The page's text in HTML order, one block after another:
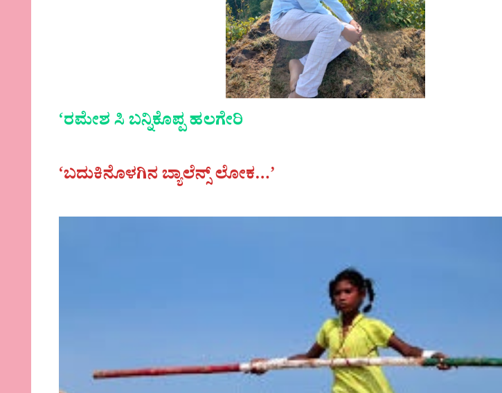
‘ರಮೇಶ ಸಿ ಬನ್ನಿಕೊಪ್ಪ ಹಲಗೇರಿ
‘ಬದುಕಿನೊಳಗಿನ ಬ್ಯಾಲೆನ್ಸ್ ಲೋಕ…’